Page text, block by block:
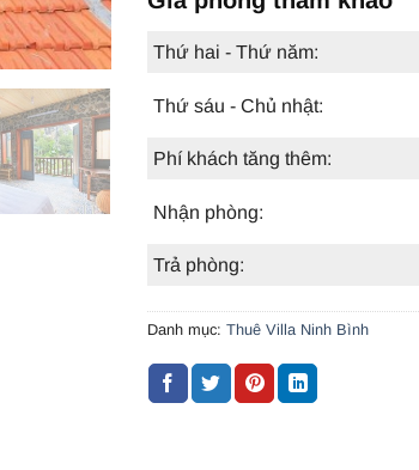
Thứ hai - Thứ năm:
Thứ sáu - Chủ nhật:
Phí khách tăng thêm:
Nhận phòng:
Trả phòng:
Danh mục: Thuê Villa Ninh Bình